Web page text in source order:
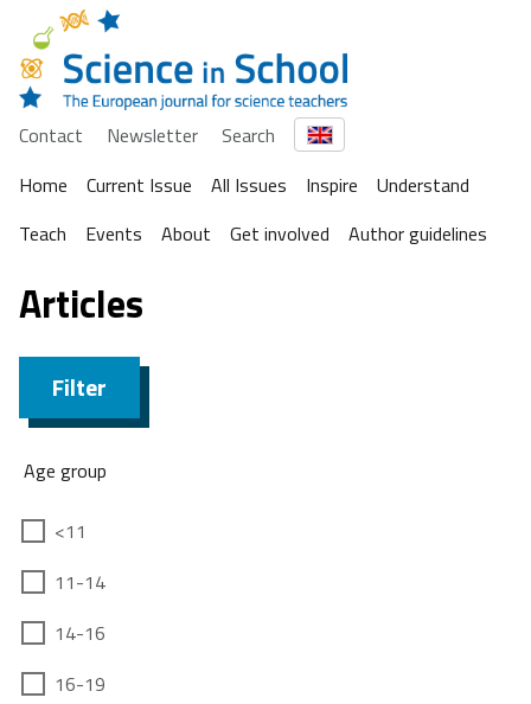
Contact Newsletter
Search
Home
Current Issue All Issues Inspire
Understand
Teach
Events About Get involved Author guidelines
Articles
Filter
Age group
<11
11-14
14-16
16-19